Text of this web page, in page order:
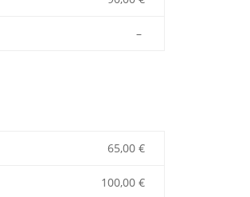
–
65,00 €
100,00 €